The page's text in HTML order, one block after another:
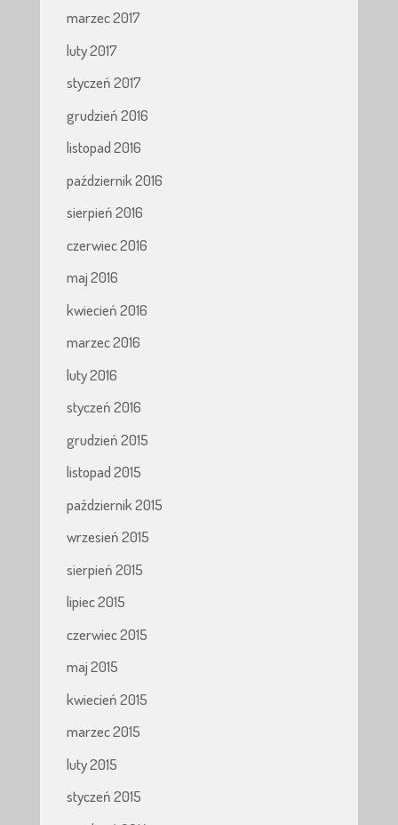
marzec 2017
luty 2017
styczeń 2017
grudzień 2016
listopad 2016
październik 2016
sierpień 2016
czerwiec 2016
maj 2016
kwiecień 2016
marzec 2016
luty 2016
styczeń 2016
grudzień 2015
listopad 2015
październik 2015
wrzesień 2015
sierpień 2015
lipiec 2015
czerwiec 2015
maj 2015
kwiecień 2015
marzec 2015
luty 2015
styczeń 2015